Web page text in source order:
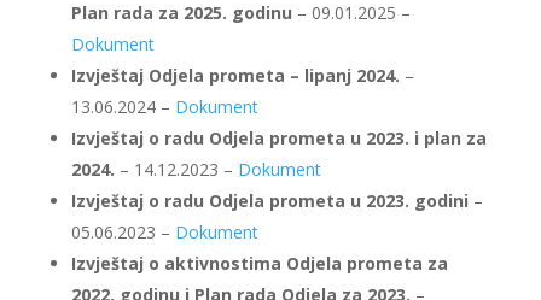
Plan rada za 2025. godinu – 09.01.2025 –
Dokument
Izvještaj Odjela prometa – lipanj 2024. –
13.06.2024 – Dokument
Izvještaj o radu Odjela prometa u 2023. i plan za
2024. – 14.12.2023 – Dokument
Izvještaj o radu Odjela prometa u 2023. godini –
05.06.2023 – Dokument
Izvještaj o aktivnostima Odjela prometa za
2022. godinu i Plan rada Odjela za 2023. –